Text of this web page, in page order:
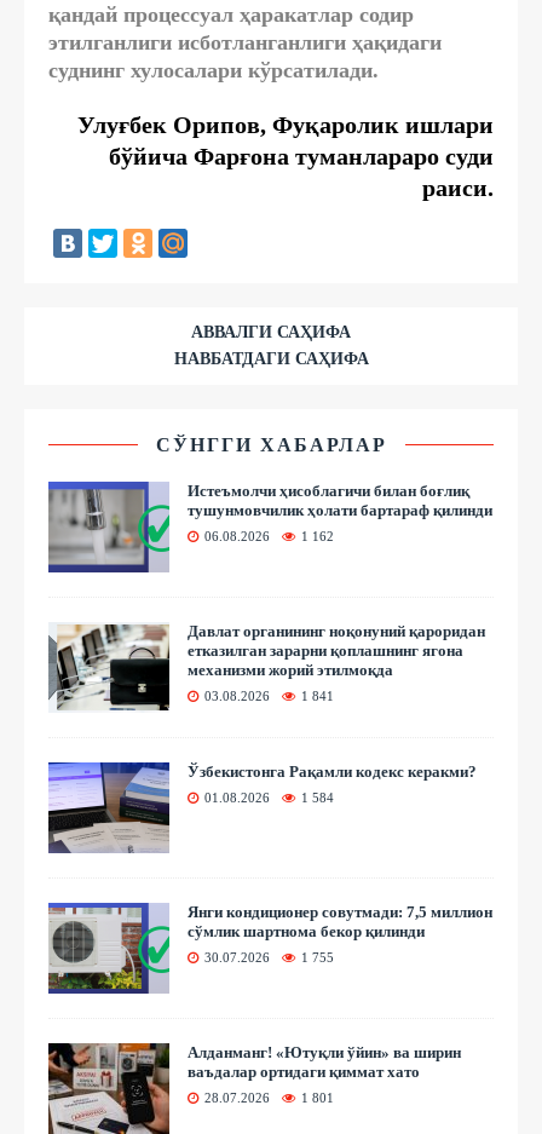
қандай процессуал ҳаракатлар содир
этилганлиги исботланганлиги ҳақидаги
суднинг хулосалари кўрсатилади.
Улуғбек Орипов, Фуқаролик ишлари
бўйича Фарғона туманлараро суди
раиси.
АВВАЛГИ САҲИФА
НАВБАТДАГИ САҲИФА
СЎНГГИ ХАБАРЛАР
Истеъмолчи ҳисоблагичи билан боғлиқ
тушунмовчилик ҳолати бартараф қилинди
06.08.2026 1 162
Давлат органининг ноқонуний қароридан
етказилган зарарни қоплашнинг ягона
механизми жорий этилмоқда
03.08.2026 1 841
Ўзбекистонга Рақамли кодекс керакми?
01.08.2026 1 584
Янги кондиционер совутмади: 7,5 миллион
сўмлик шартнома бекор қилинди
30.07.2026 1 755
Алданманг! «Ютуқли ўйин» ва ширин
ваъдалар ортидаги қиммат хато
28.07.2026 1 801